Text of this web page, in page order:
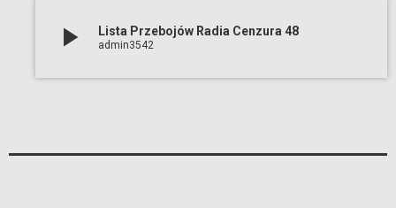
play_arrow Lista Przebojów Radia Cenzura 48
admin3542